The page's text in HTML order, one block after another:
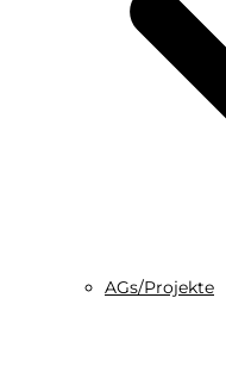
AGs/Projekte